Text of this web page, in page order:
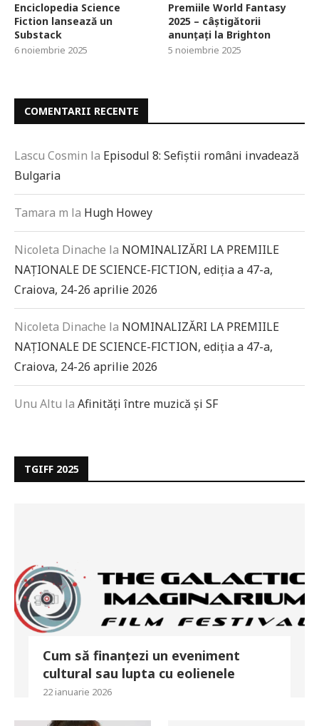
Enciclopedia Science
Fiction lansează un
Substack
6 noiembrie 2025
Premiile World Fantasy
2025 – câștigătorii
anunțați la Brighton
5 noiembrie 2025
COMENTARII RECENTE
Lascu Cosmin la Episodul 8: Sefiștii români invadează
Bulgaria
Tamara m la Hugh Howey
Nicoleta Dinache la NOMINALIZĂRI LA PREMIILE
NAȚIONALE DE SCIENCE-FICTION, ediția a 47-a,
Craiova, 24-26 aprilie 2026
Nicoleta Dinache la NOMINALIZĂRI LA PREMIILE
NAȚIONALE DE SCIENCE-FICTION, ediția a 47-a,
Craiova, 24-26 aprilie 2026
Unu Altu la Afinități între muzică și SF
TGIFF 2025
Cum să finanțezi un eveniment
cultural sau lupta cu eolienele
22 ianuarie 2026